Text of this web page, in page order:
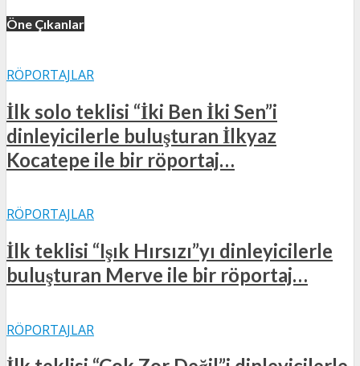
Öne Çıkanlar
RÖPORTAJLAR
İlk solo teklisi “İki Ben İki Sen”i
dinleyicilerle buluşturan İlkyaz
Kocatepe ile bir röportaj…
RÖPORTAJLAR
İlk teklisi “Işık Hırsızı”yı dinleyicilerle
buluşturan Merve ile bir röportaj…
RÖPORTAJLAR